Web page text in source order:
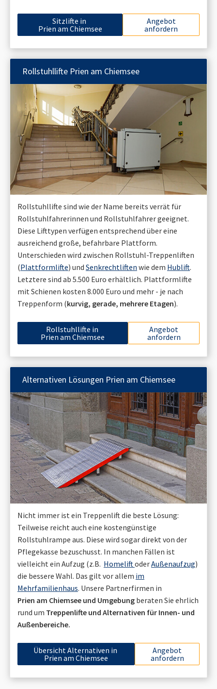
Sitzlifte in
Prien am Chiemsee
Angebot
anfordern
Rollstuhllifte Prien am Chiemsee
Rollstuhllifte sind wie der Name bereits verrät für
Rollstuhlfahrerinnen und Rollstuhlfahrer geeignet.
Diese Lifttypen verfügen entsprechend über eine
ausreichend große, befahrbare Plattform.
Unterschieden wird zwischen Rollstuhl-Treppenliften
(Plattformlifte) und Senkrechtliften wie dem Hublift.
Letztere sind ab 5.500 Euro erhältlich. Plattformlifte
mit Schienen kosten 8.000 Euro und mehr - je nach
Treppenform (kurvig, gerade, mehrere Etagen).
Rollstuhllifte in
Prien am Chiemsee
Angebot
anfordern
Alternativen Lösungen Prien am Chiemsee
Nicht immer ist ein Treppenlift die beste Lösung:
Teilweise reicht auch eine kostengünstige
Rollstuhlrampe aus. Diese wird sogar direkt von der
Pflegekasse bezuschusst. In manchen Fällen ist
vielleicht ein Aufzug (z.B. HomeliftoderAußenaufzug)
die bessere Wahl. Das gilt vor allem im
Mehrfamilienhaus. Unsere Partnerfirmen in
Prien am Chiemsee und Umgebung beraten Sie ehrlich
rund um Treppenlifte und Alternativen für Innen- und
Außenbereiche.
Übersicht Alternativen in
Prien am Chiemsee
Angebot
anfordern